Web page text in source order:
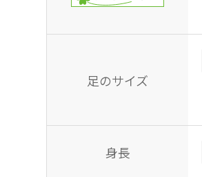
足のサイズ
身長